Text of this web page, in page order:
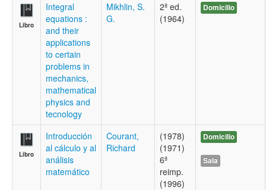
Libro
Integral
equations :
and their
applications
to certain
problems in
mechanics,
mathematical
physics and
tecnology
Mikhlin, S.
G.
2ª ed.
(1964)
Domicilio
Libro
Introducción
al cálculo y al
análisis
matemático
Courant,
Richard
(1978)
(1971)
6ª
reimp.
(1996)
Domicilio
Sala